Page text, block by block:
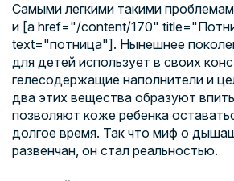
Самыми легкими такими
и [a href="/content/170"
text="потница"]. Нынешнее
для детей использует в своих
гелесодержащие наполнители и
два этих вещества образуют
позволяют коже ребенка
долгое время. Так что миф о
развенчан, он стал реальностью.